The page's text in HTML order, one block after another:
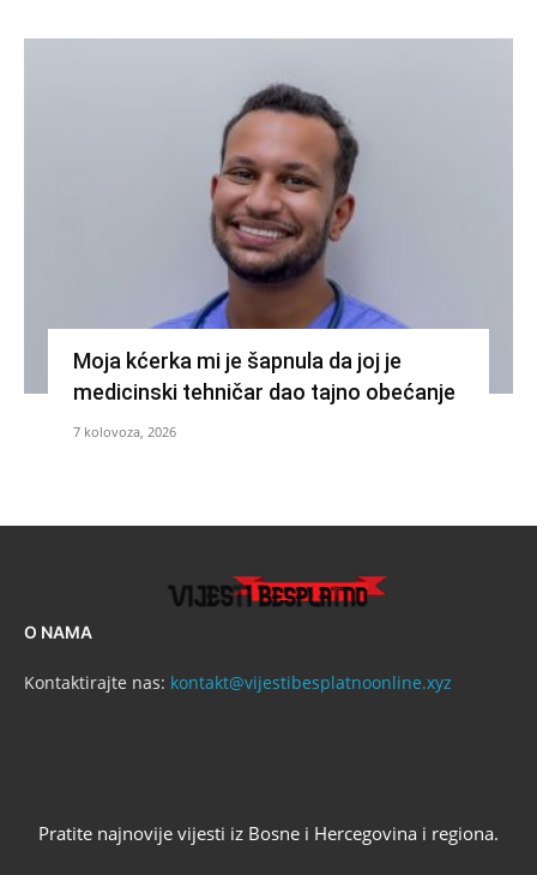
Moja kćerka mi je šapnula da joj je
medicinski tehničar dao tajno obećanje
7 kolovoza, 2026
O NAMA
Kontaktirajte nas: kontakt@vijestibesplatnoonline.xyz
Pratite najnovije vijesti iz Bosne i Hercegovina i regiona.